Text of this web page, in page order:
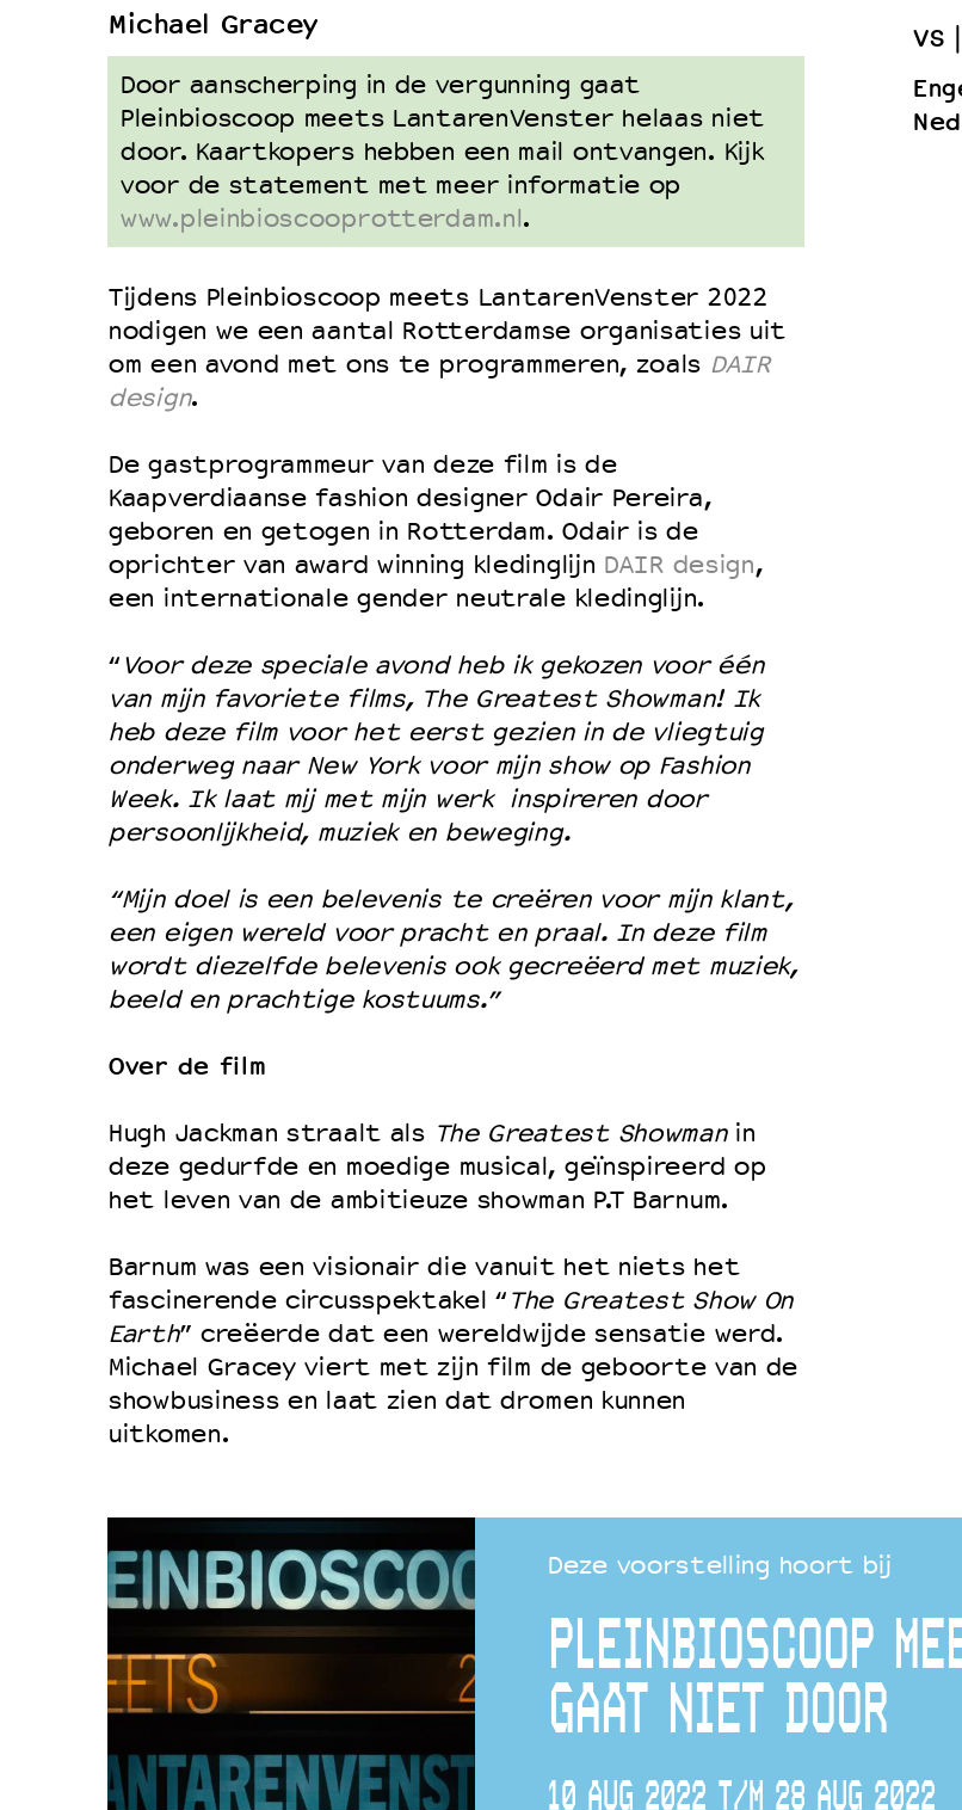
Duurzaamheid
Culturele boycot Israël
Ruimte voor artistieke vrijheid – VNPF
Michael Gracey
Door aanscherping in de vergunning gaat
Pleinbioscoop meets LantarenVenster helaas niet
door. Kaartkopers hebben een mail ontvangen. Kijk
voor de statement met meer informatie op
www.pleinbioscooprotterdam.nl.
Tijdens Pleinbioscoop meets LantarenVenster 2022
nodigen we een aantal Rotterdamse organisaties uit
om een avond met ons te programmeren, zoals DAIR
design.
De gastprogrammeur van deze film is de
Kaapverdiaanse fashion designer Odair Pereira,
geboren en getogen in Rotterdam. Odair is de
oprichter van award winning kledinglijn DAIR design,
een internationale gender neutrale kledinglijn.
“Voor deze speciale avond heb ik gekozen voor één
van mijn favoriete films, The Greatest Showman! Ik
heb deze film voor het eerst gezien in de vliegtuig
onderweg naar New York voor mijn show op Fashion
Week. Ik laat mij met mijn werk inspireren door
persoonlijkheid, muziek en beweging.
“Mijn doel is een belevenis te creëren voor mijn klant,
een eigen wereld voor pracht en praal. In deze film
wordt diezelfde belevenis ook gecreëerd met muziek,
beeld en prachtige kostuums.”
Over de film
Hugh Jackman straalt als The Greatest Showmanin
deze gedurfde en moedige musical, geïnspireerd op
het leven van de ambitieuze showman P.T Barnum.
Barnum was een visionair die vanuit het niets het
fascinerende circusspektakel “The Greatest Show On
Earth” creëerde dat een wereldwijde sensatie werd.
Michael Gracey viert met zijn film de geboorte van de
showbusiness en laat zien dat dromen kunnen
uitkomen.
VS
Deze voorstelling hoort bij
PLEINBIOSCOOP
GAAT NIET DOOR
10 AUG 2022 T/M 28 AUG 2022